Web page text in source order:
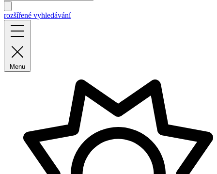
rozšířené vyhledávání
Menu